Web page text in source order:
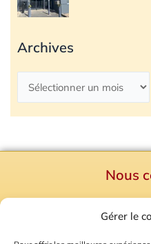
Gérer le
Archives
Nous
Mentions Légales